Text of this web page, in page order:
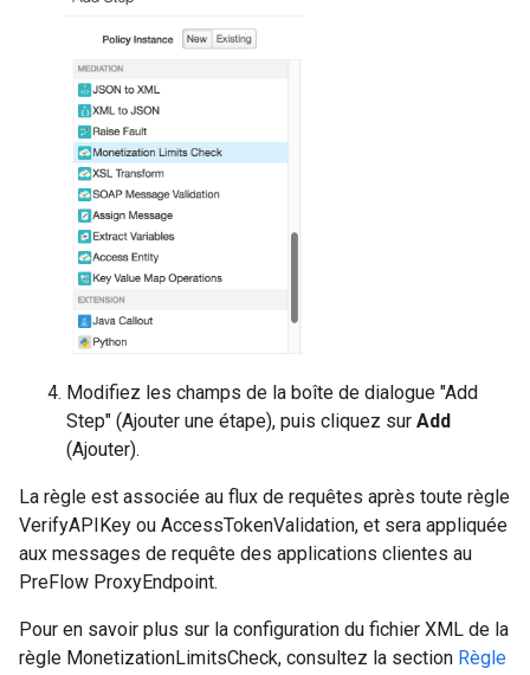
Modifiez les champs de la boîte de dialogue "Add
Step" (Ajouter une étape), puis cliquez sur Add
(Ajouter).
La règle est associée au flux de requêtes après toute règle
VerifyAPIKey ou AccessTokenValidation, et sera appliquée
aux messages de requête des applications clientes au
PreFlow ProxyEndpoint.
Pour en savoir plus sur la configuration du fichier XML de la
règle MonetizationLimitsCheck, consultez la section Règle